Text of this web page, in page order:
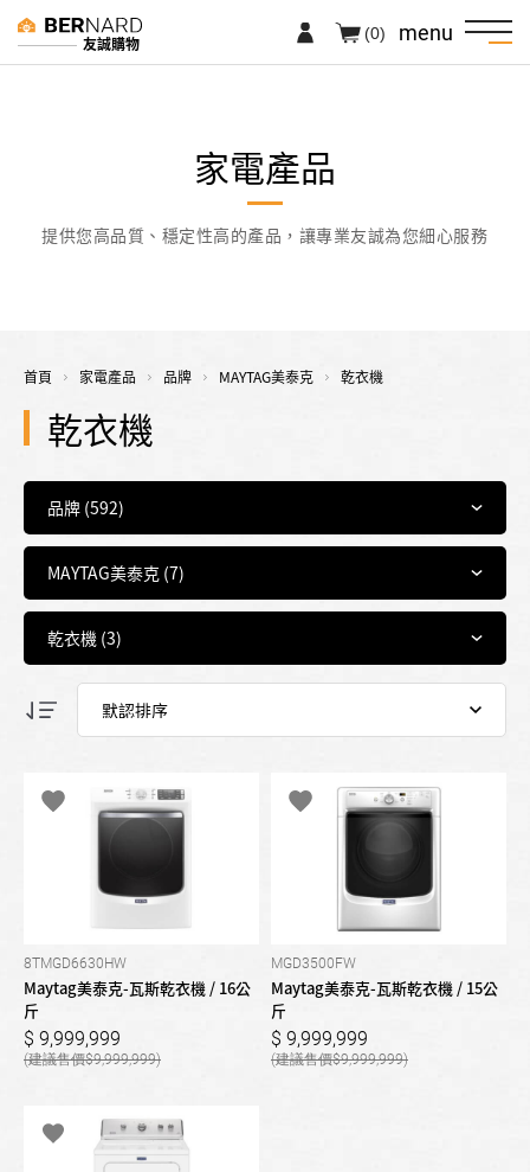
友誠購物 menu
(0)
家電產品
提供您高品質、穩定性高的產品，讓專業友誠為您細心服務
首頁 家電產品 品牌 MAYTAG美泰克 乾衣機
乾衣機
8TMGD6630HW
Maytag美泰克-瓦斯乾衣機 / 16公
斤
9,999,999
9,999,999
MGD3500FW
Maytag美泰克-瓦斯乾衣機 / 15公
斤
9,999,999
9,999,999